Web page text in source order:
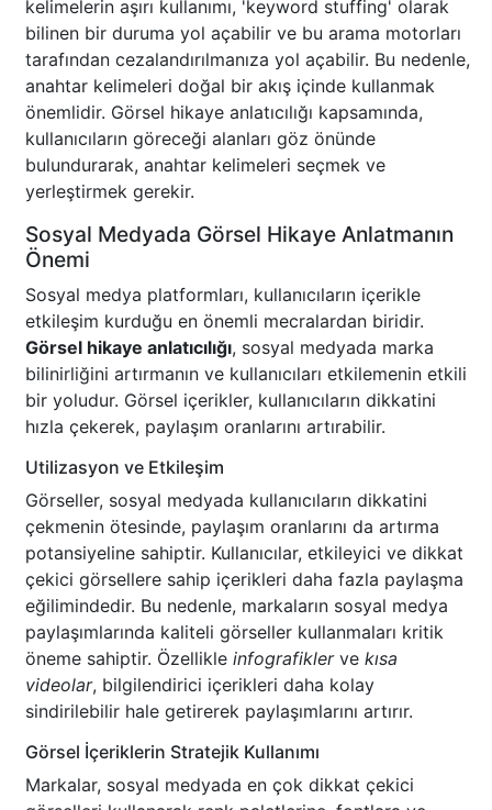
kelimelerin aşırı kullanımı, 'keyword stuffing' olarak
bilinen bir duruma yol açabilir ve bu arama motorları
tarafından cezalandırılmanıza yol açabilir. Bu nedenle,
anahtar kelimeleri doğal bir akış içinde kullanmak
önemlidir. Görsel hikaye anlatıcılığı kapsamında,
kullanıcıların göreceği alanları göz önünde
bulundurarak, anahtar kelimeleri seçmek ve
yerleştirmek gerekir.
Sosyal Medyada Görsel Hikaye Anlatmanın
Önemi
Sosyal medya platformları, kullanıcıların içerikle
etkileşim kurduğu en önemli mecralardan biridir.
Görsel hikaye anlatıcılığı, sosyal medyada marka
bilinirliğini artırmanın ve kullanıcıları etkilemenin etkili
bir yoludur. Görsel içerikler, kullanıcıların dikkatini
hızla çekerek, paylaşım oranlarını artırabilir.
Utilizasyon ve Etkileşim
Görseller, sosyal medyada kullanıcıların dikkatini
çekmenin ötesinde, paylaşım oranlarını da artırma
potansiyeline sahiptir. Kullanıcılar, etkileyici ve dikkat
çekici görsellere sahip içerikleri daha fazla paylaşma
eğilimindedir. Bu nedenle, markaların sosyal medya
paylaşımlarında kaliteli görseller kullanmaları kritik
öneme sahiptir. Özellikle infografiklerve kısa
videolar, bilgilendirici içerikleri daha kolay
sindirilebilir hale getirerek paylaşımlarını artırır.
Görsel İçeriklerin Stratejik Kullanımı
Markalar, sosyal medyada en çok dikkat çekici